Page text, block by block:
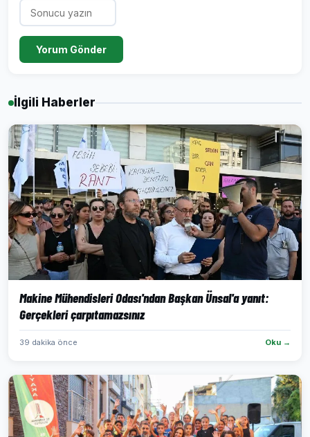
Yorum Gönder
İlgili Haberler
Makine Mühendisleri Odası'ndan Başkan Ünsal'a yanıt:
Gerçekleri çarpıtamazsınız
39 dakika önce Oku →